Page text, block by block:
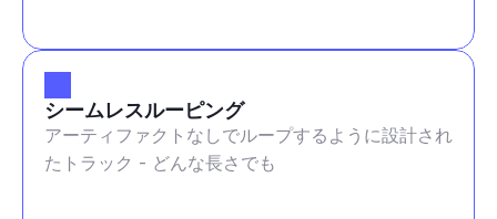
シームレスルーピング
アーティファクトなしでループするように設計され
たトラック - どんな長さでも